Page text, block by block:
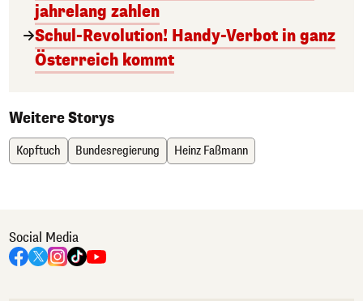
jahrelang zahlen
Schul-Revolution! Handy-Verbot in ganz
Österreich kommt
Weitere Storys
Kopftuch Bundesregierung Heinz Faßmann
Social Media